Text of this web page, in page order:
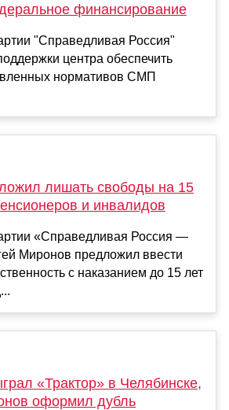
финансирование
"Справедливая Россия"
центра обеспечить
нормативов СМП
лишать свободы на 15
и инвалидов
«Справедливая Россия —
Миронов предложил ввести
с наказанием до 15 лет
«Трактор» в Челябинске,
оформил дубль